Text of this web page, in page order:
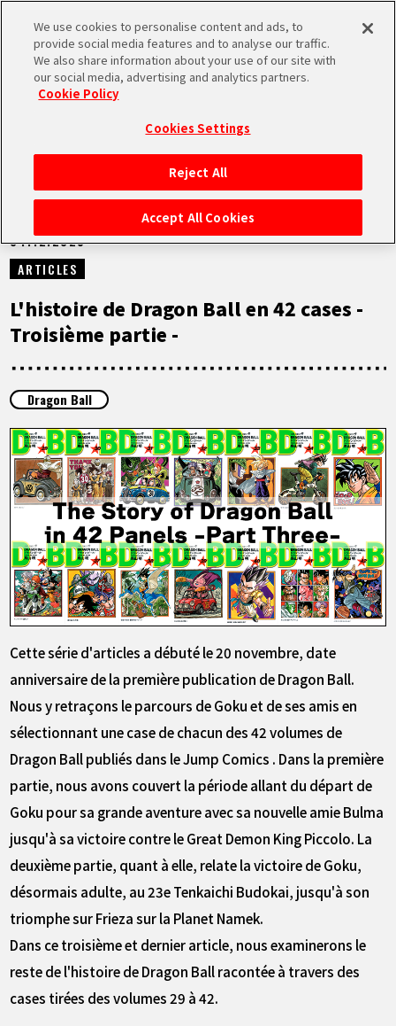
MEN
ACCUEIL
NEWS
À NE PAS MANQUER
VIDÉOS
ARTICLES
À PROPOS
LANGUAGE
JP
EN FR DE ES
NEWS
04.12.2025
ARTICLES
L'histoire de Dragon Ball en 42 cases -
Troisième partie -
Dragon Ball
Cette série d'articles a débuté le 20 novembre, date
anniversaire de la première publication de Dragon Ball.
Nous y retraçons le parcours de Goku et de ses amis en
sélectionnant une case de chacun des 42 volumes de
Dragon Ball publiés dans le Jump Comics . Dans la première
partie, nous avons couvert la période allant du départ de
Goku pour sa grande aventure avec sa nouvelle amie Bulma
jusqu'à sa victoire contre le Great Demon King Piccolo. La
deuxième partie, quant à elle, relate la victoire de Goku,
désormais adulte, au 23e Tenkaichi Budokai, jusqu'à son
triomphe sur Frieza sur la Planet Namek.
Dans ce troisième et dernier article, nous examinerons le
reste de l'histoire de Dragon Ball racontée à travers des
cases tirées des volumes 29 à 42.
We use cookies to personalise content and ads, to
provide social media features and to analyse our traffic.
We also share information about your use of our site with
our social media, advertising and analytics partners.
Cookie Policy
Cookies Settings
Reject All
Accept All Cookies